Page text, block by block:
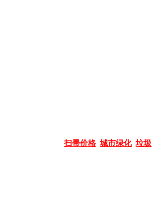
推荐标签：扫帚价格 城市绿化 垃圾